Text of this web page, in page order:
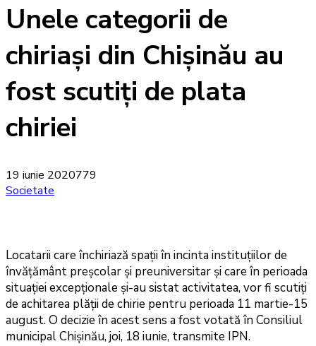
Unele categorii de
chiriași din Chișinău au
fost scutiți de plata
chiriei
19 iunie 2020779
Societate
Locatarii care închiriază spații în incinta instituțiilor de
învățământ preșcolar și preuniversitar și care în perioada
situației excepționale și-au sistat activitatea, vor fi scutiți
de achitarea plății de chirie pentru perioada 11 martie-15
august. O decizie în acest sens a fost votată în Consiliul
municipal Chișinău, joi, 18 iunie, transmite IPN.